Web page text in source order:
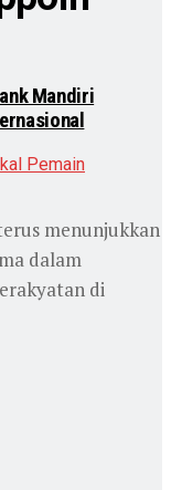
Mandiri
menunjukkan
dalam
di